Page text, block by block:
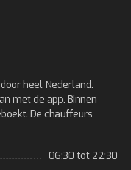
heel Nederland.
met de app. Binnen
De chauffeurs
06:30 tot 22:30